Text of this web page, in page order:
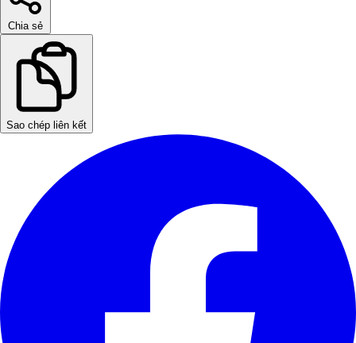
Chia sẻ
Sao chép liên kết